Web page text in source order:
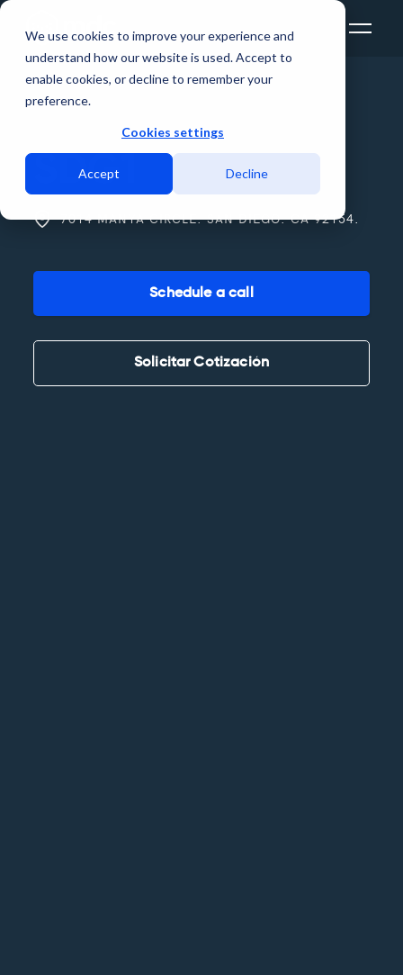
We use cookies to improve your experience and
understand how our website is used. Accept to
enable cookies, or decline to remember your
preference.
Cookies settings
Accept Decline
SDG1
7014 MANYA CIRCLE. SAN DIEGO. CA 92154.
Schedule a call
Solicitar Cotización